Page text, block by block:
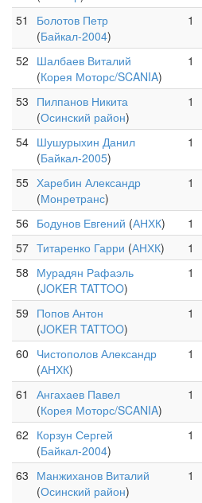
51
Болотов Петр
(Байкал-2004)
1
52 Шалбаев Виталий
(Корея Моторс/SCANIA)
1
53 Пилпанов Никита
(Осинский район)
1
54 Шушурыхин Данил
(Байкал-2005)
1
55 Харебин Александр
(Монретранс)
1
56 Бодунов Евгений (АНХК) 1
57 Титаренко Гарри (АНХК) 1
58 Мурадян Рафаэль
(JOKER TATTOO)
1
59 Попов Антон
(JOKER TATTOO)
1
60 Чистополов Александр
(АНХК)
1
61
Ангахаев Павел
(Корея Моторс/SCANIA)
1
62 Корзун Сергей
(Байкал-2004)
1
63 Манжиханов Виталий
(Осинский район)
1